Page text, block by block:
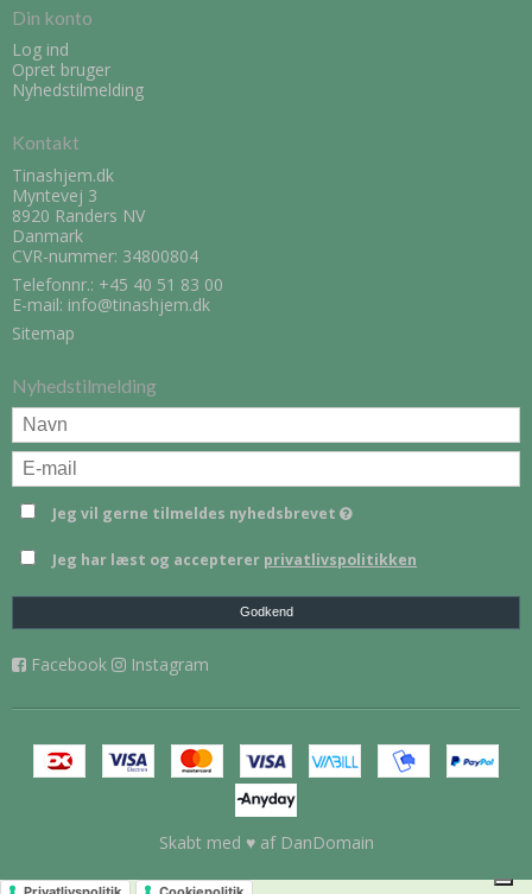
Din konto
Log ind
Opret bruger
Nyhedstilmelding
Kontakt
Tinashjem.dk
Myntevej 3
8920 Randers NV
Danmark
CVR-nummer: 34800804
Telefonnr.: +45 40 51 83 00
E-mail: info@tinashjem.dk
Sitemap
Nyhedstilmelding
Jeg vil gerne tilmeldes nyhedsbrevet
Jeg har læst og accepterer privatlivspolitikken
Godkend
Facebook Instagram
Skabt med ♥ af DanDomain